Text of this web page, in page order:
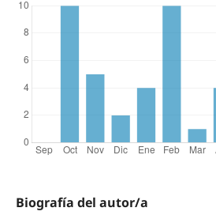
Biografía del autor/a